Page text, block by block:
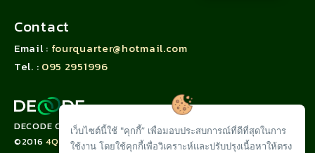
Contact
Email : fourquarter@hotmail.com
Tel. : 095 2951996
DECODE CORPORATION LIMITED
©20164QUARTER.CO
เว็บไซต์นี้ใช้ "คุกกี้” เพื่อมอบประสบการณ์ที่ดีที่สุดในการ
ใช้งาน โดยใช้คุกกี้เพื่อวิเคราะห์และปรับปรุงเนื้อหาให้ตรง